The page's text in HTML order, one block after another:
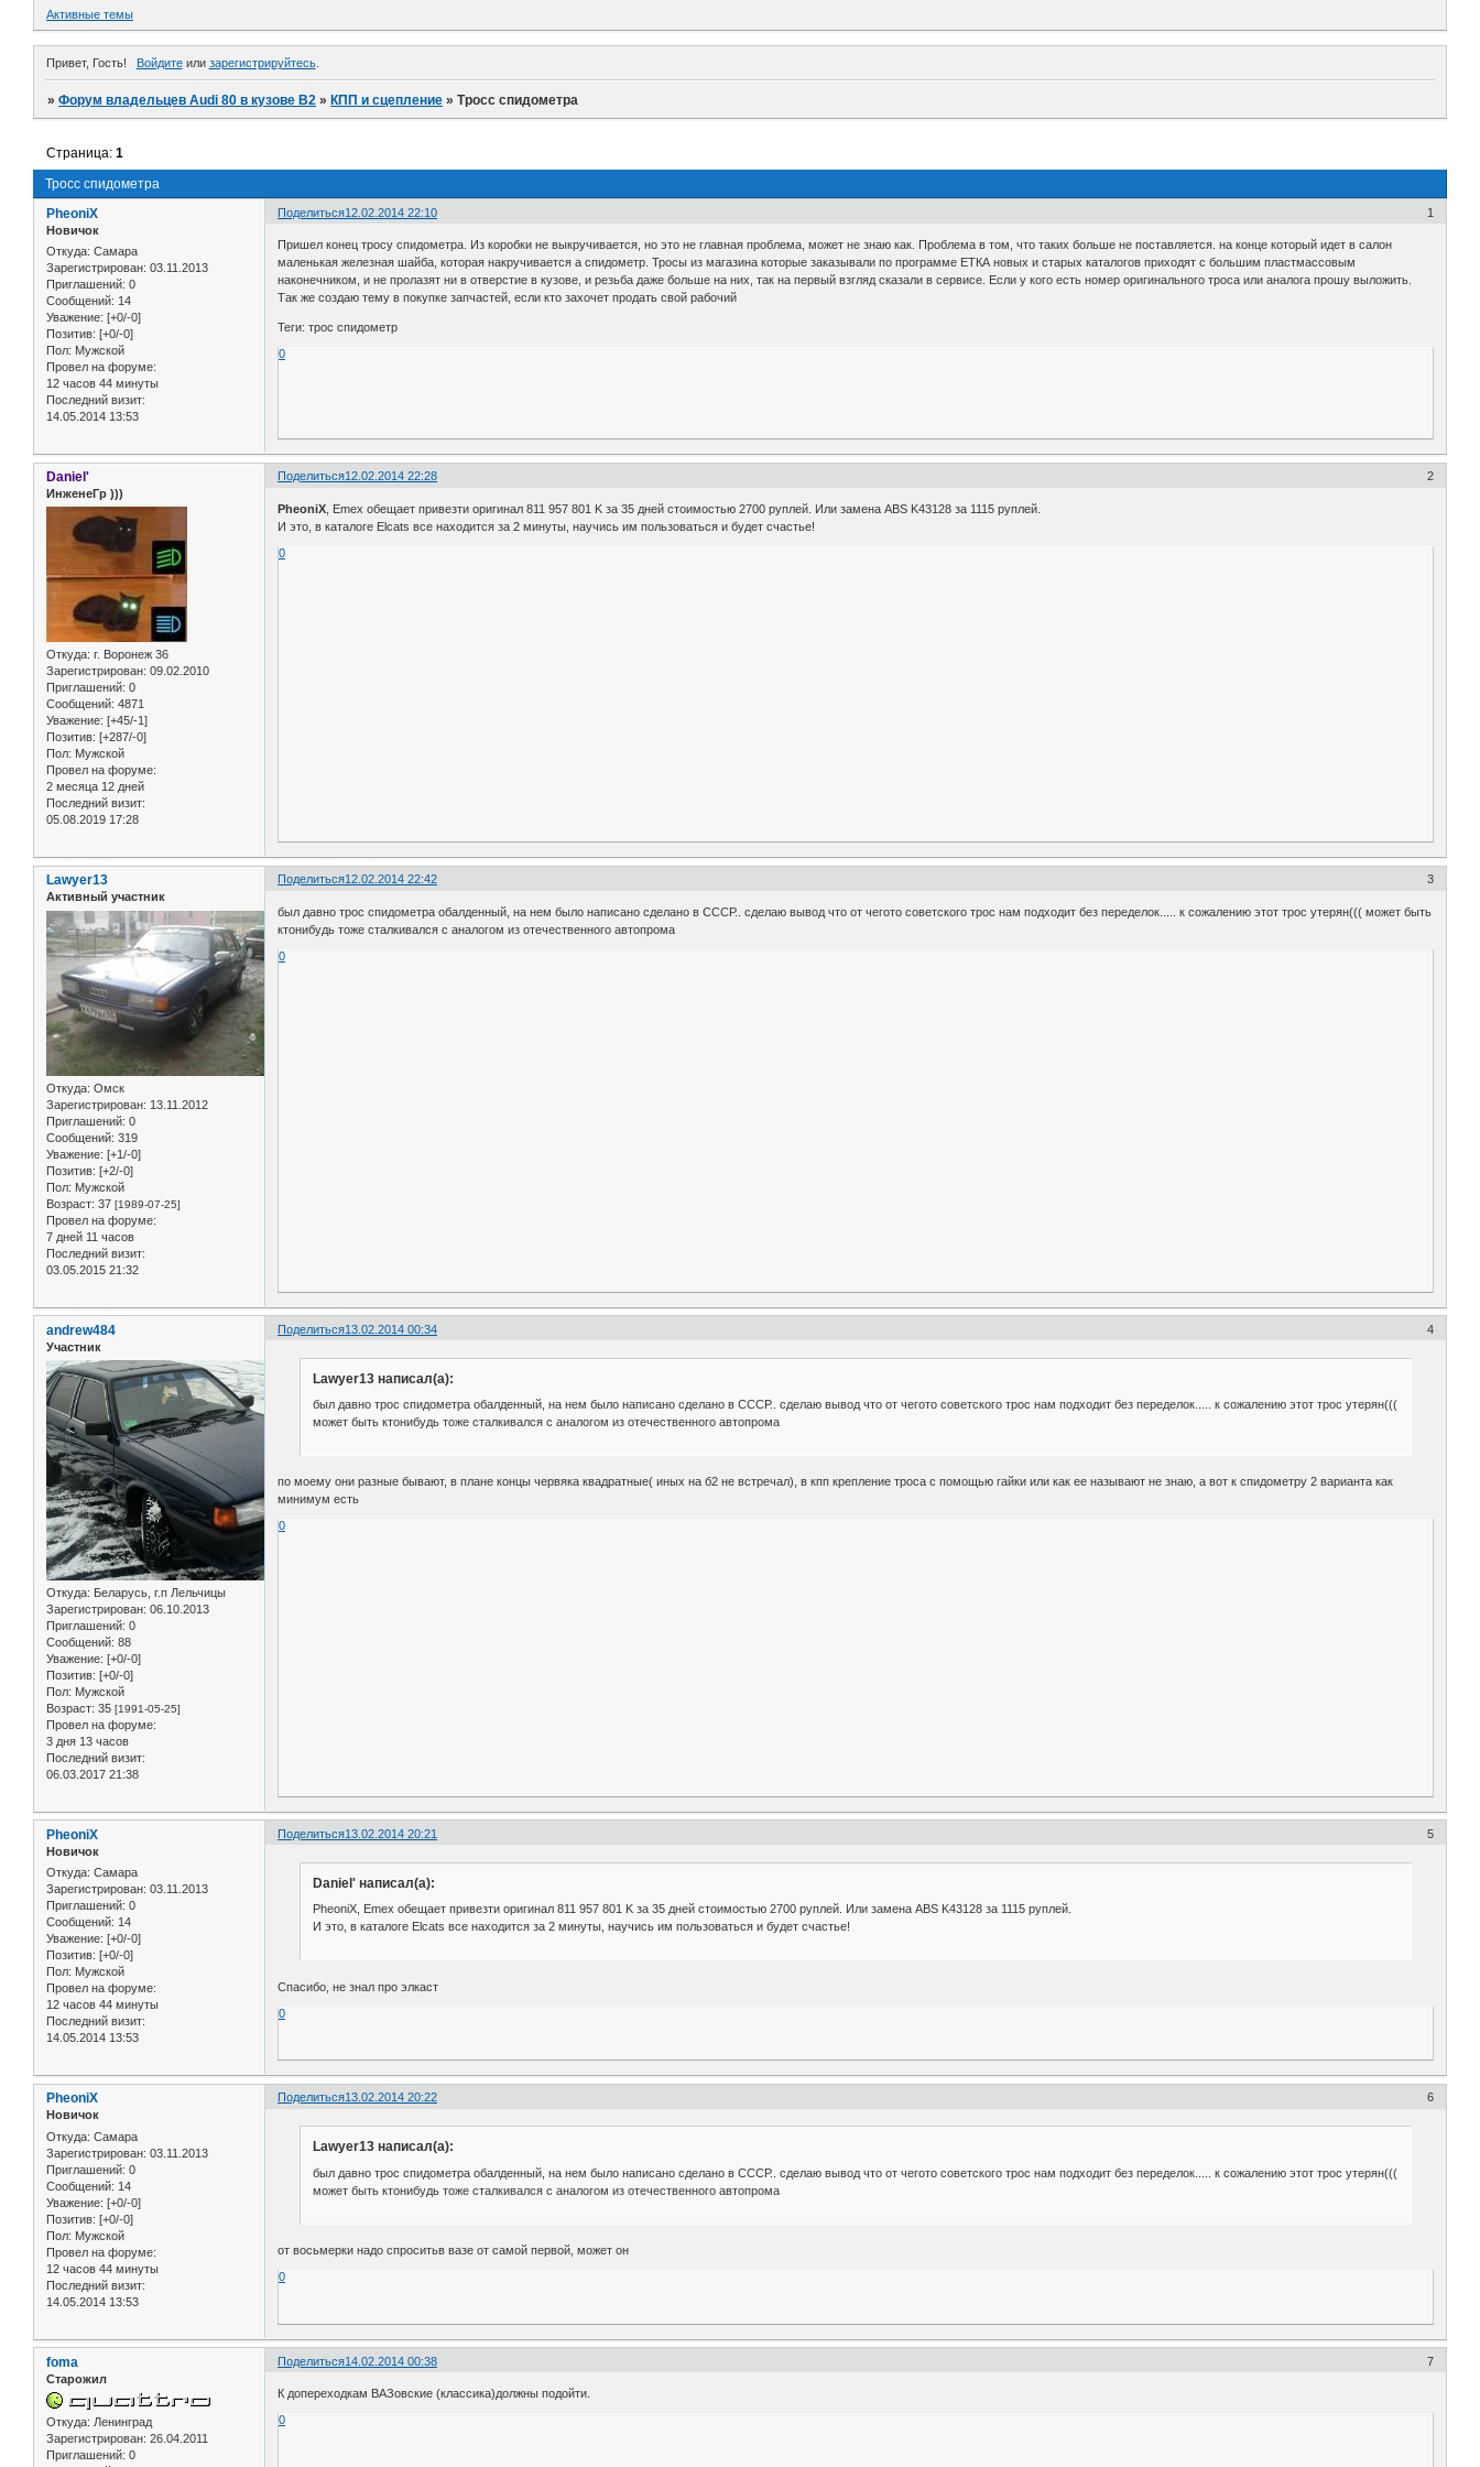
Активные темы
Привет, Гость! Войдитеили зарегистрируйтесь.
»Форум владельцев Audi 80 в кузове В2 »КПП и сцепление »Тросс спидометра
Тросс спидометра
Страница:1
Поделиться 1
12.02.2014 22:10
PheoniX
Новичок
Откуда: Самара
Зарегистрирован: 03.11.2013
Приглашений: 0
Сообщений: 14
Уважение: [+0/-0]
Позитив: [+0/-0]
Пол: Мужской
Провел на форуме:
12 часов 44 минуты
Последний визит:
14.05.2014 13:53
Пришел конец тросу спидометра. Из коробки не выкручивается, но это не главная проблема, может не знаю как. Проблема в том, что таких больше не поставляется. на конце который идет в салон
маленькая железная шайба, которая накручивается а спидометр. Тросы из магазина которые заказывали по программе ЕТКА новых и старых каталогов приходят с большим пластмассовым
наконечником, и не пролазят ни в отверстие в кузове, и резьба даже больше на них, так на первый взгляд сказали в сервисе. Если у кого есть номер оригинального троса или аналога прошу выложить.
Так же создаю тему в покупке запчастей, если кто захочет продать свой рабочий
Теги: трос спидометр
0
Поделиться 2
12.02.2014 22:28
Daniel'
ИнженеГр )))
Откуда: г. Воронеж 36
Зарегистрирован: 09.02.2010
Приглашений: 0
Сообщений: 4871
Уважение: [+45/-1]
Позитив: [+287/-0]
Пол: Мужской
Провел на форуме:
2 месяца 12 дней
Последний визит:
05.08.2019 17:28
PheoniX , Emex обещает привезти оригинал 811 957 801 K за 35 дней стоимостью 2700 руплей. Или замена ABS K43128 за 1115 руплей.
И это, в каталоге Elcats все находится за 2 минуты, научись им пользоваться и будет счастье!
0
Поделиться 3
12.02.2014 22:42
Lawyer13
Активный участник
Откуда: Омск
Зарегистрирован: 13.11.2012
Приглашений: 0
Сообщений: 319
Уважение: [+1/-0]
Позитив: [+2/-0]
Пол: Мужской
Возраст: 37 [1989-07-25]
Провел на форуме:
7 дней 11 часов
Последний визит:
03.05.2015 21:32
был давно трос спидометра обалденный, на нем было написано сделано в СССР.. сделаю вывод что от чегото советского трос нам подходит без переделок..... к сожалению этот трос утерян((( может быть
ктонибудь тоже сталкивался с аналогом из отечественного автопрома
0
Поделиться 4
13.02.2014 00:34
andrew484
Участник
Откуда: Беларусь, г.п Лельчицы
Зарегистрирован: 06.10.2013
Приглашений: 0
Сообщений: 88
Уважение: [+0/-0]
Позитив: [+0/-0]
Пол: Мужской
Возраст: 35 [1991-05-25]
Провел на форуме:
3 дня 13 часов
Последний визит:
06.03.2017 21:38
Lawyer13 написал(а):
был давно трос спидометра обалденный, на нем было написано сделано в СССР.. сделаю вывод что от чегото советского трос нам подходит без переделок..... к сожалению этот трос утерян(((
может быть ктонибудь тоже сталкивался с аналогом из отечественного автопрома
по моему они разные бывают, в плане концы червяка квадратные( иных на б2 не встречал), в кпп крепление троса с помощью гайки или как ее называют не знаю, а вот к спидометру 2 варианта как
минимум есть
0
Поделиться 5
13.02.2014 20:21
PheoniX
Новичок
Откуда: Самара
Зарегистрирован: 03.11.2013
Приглашений: 0
Сообщений: 14
Уважение: [+0/-0]
Позитив: [+0/-0]
Пол: Мужской
Провел на форуме:
12 часов 44 минуты
Последний визит:
14.05.2014 13:53
Daniel' написал(а):
PheoniX, Emex обещает привезти оригинал 811 957 801 K за 35 дней стоимостью 2700 руплей. Или замена ABS K43128 за 1115 руплей.
И это, в каталоге Elcats все находится за 2 минуты, научись им пользоваться и будет счастье!
Спасибо, не знал про элкаст
0
Поделиться 6
13.02.2014 20:22
PheoniX
Новичок
Откуда: Самара
Зарегистрирован: 03.11.2013
Приглашений: 0
Сообщений: 14
Уважение: [+0/-0]
Позитив: [+0/-0]
Пол: Мужской
Провел на форуме:
12 часов 44 минуты
Последний визит:
14.05.2014 13:53
Lawyer13 написал(а):
был давно трос спидометра обалденный, на нем было написано сделано в СССР.. сделаю вывод что от чегото советского трос нам подходит без переделок..... к сожалению этот трос утерян(((
может быть ктонибудь тоже сталкивался с аналогом из отечественного автопрома
от восьмерки надо спроситьв вазе от самой первой, может он
0
Поделиться 7
14.02.2014 00:38
foma
Старожил
Откуда: Ленинград
Зарегистрирован: 26.04.2011
Приглашений: 0
К допереходкам ВАЗовские (классика)должны подойти.
0